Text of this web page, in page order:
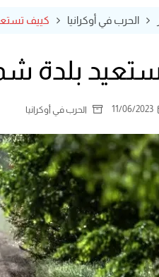
الحرب في أوكرانيا كييف
بلدة
11/06/2023 الحرب في أوكرانيا